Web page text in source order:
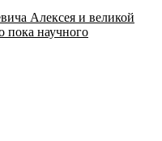
Алексея и великой
пока научного